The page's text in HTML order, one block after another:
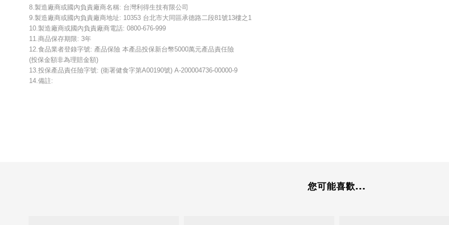
8.製造廠商或國內負責廠商名稱: 台灣利得生技有限公司
9.製造廠商或國內負責廠商地址: 10353 台北市大同區承德路二段81號13樓之1
10.製造廠商或國內負責廠商電話: 0800-676-999
11.商品保存期限: 3年
12.食品業者登錄字號: 產品保險 本產品投保新台幣5000萬元產品責任險
(投保金額非為理賠金額)
13.投保產品責任險字號: (衛署健食字第A00190號) A-200004736-00000-9
14.備註:
您可能喜歡...